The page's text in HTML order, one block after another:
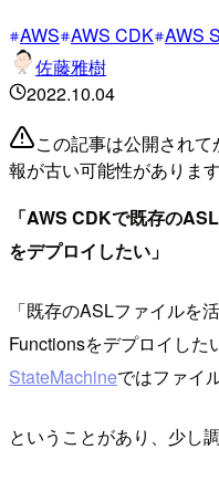
AWS AWS CDK AWS
佐藤雅樹
2022.10.04
この記事は公開され
報が古い可能性がありま
「AWS CDKで既存の
をデプロイしたい」
「既存のASLファイル
Functionsをデプロイした
StateMachineではファイ
ということがあり、少し